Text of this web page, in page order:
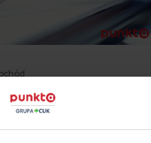
pojazdu. Czym różni
Pobierz wzór PDF
Wiele osób z nas staje